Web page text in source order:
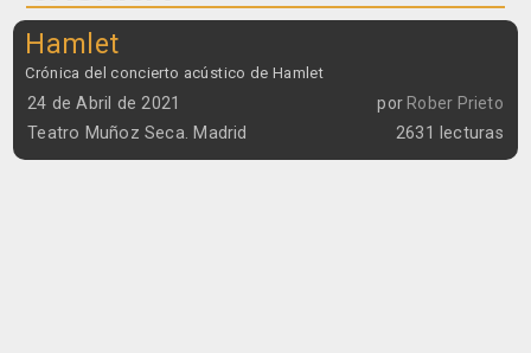
Hamlet
Crónica del concierto acústico de Hamlet
24 de Abril de 2021 por Rober Prieto
Teatro Muñoz Seca. Madrid 2631 lecturas